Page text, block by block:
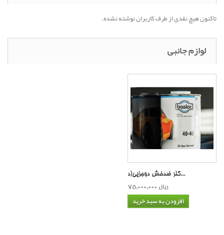
تاکنون هیچ نقدی از طرف کاربران نوشته نشده.
لوازم جانبی
کلر ضدخش دوجزیی(د...
75,000,000 ریال
افزودن به سبد خرید